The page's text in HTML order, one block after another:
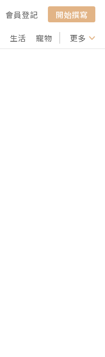
會員登記
開始撰寫
生活 寵物 行山 打卡
更多